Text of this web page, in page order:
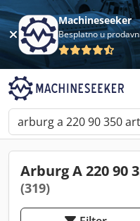
Machineseeker
Besplatno u
Arburg A 220 90
(319)